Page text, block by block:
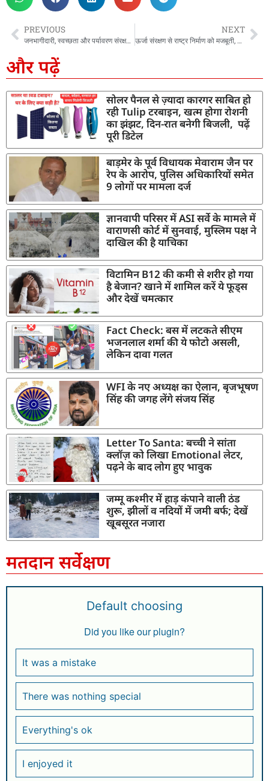
PREVIOUS
जनभागीदारी, स्वच्छता और पर्यावरण संरक्षण को बताया विकसित भारत की सबसे बड़ी ताकत, CM धामी ने कहा छोटे बदलावों से मजबूत होगा राष्ट्र
NEXT
ऊर्जा संरक्षण से राष्ट्र निर्माण को मजबूती, छोटे प्रयासों से होगा बड़ा बदलाव: सीएम धामी
और पढ़ें
सोलर पैनल से ज़्यादा कारगर साबित हो
रही Tulip टरबाइन, खत्म होगा रोशनी
का झंझट, दिन-रात बनेगी बिजली, पढ़ें
पूरी डिटेल
बाड़मेर के पूर्व विधायक मेवाराम जैन पर
रेप के आरोप, पुलिस अधिकारियों समेत
9 लोगों पर मामला दर्ज
ज्ञानवापी परिसर में ASI सर्वे के मामले में
वाराणसी कोर्ट में सुनवाई, मुस्लिम पक्ष ने
दाखिल की है याचिका
विटामिन B12 की कमी से शरीर हो गया
है बेजान? खाने में शामिल करें ये फूड्स
और देखें चमत्कार
Fact Check: बस में लटकते सीएम
भजनलाल शर्मा की ये फोटो असली,
लेकिन दावा गलत
WFI के नए अध्यक्ष का ऐलान, बृजभूषण
सिंह की जगह लेंगे संजय सिंह
Letter To Santa: बच्ची ने सांता
क्लॉज़ को लिखा Emotional लेटर,
पढ़ने के बाद लोग हुए भावुक
जम्मू कश्मीर में हाड़ कंपाने वाली ठंड
शुरू, झीलों व नदियों में जमी बर्फ; देखें
खूबसूरत नजारा
मतदान सर्वेक्षण
Default choosing
Did you like our plugin?
It was a mistake
There was nothing special
Everything's ok
I enjoyed it